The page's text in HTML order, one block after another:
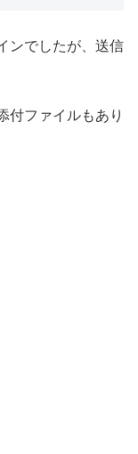
ンでしたが、送信
付ファイルもあり